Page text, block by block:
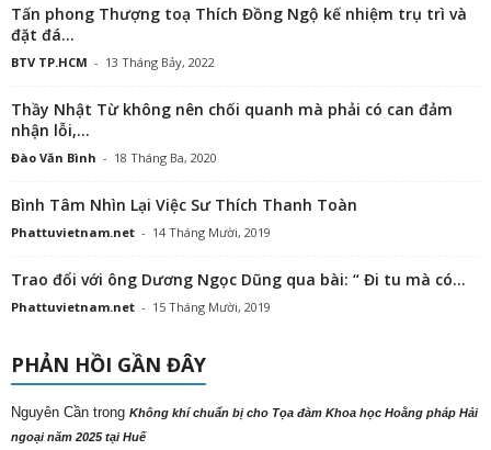
Tấn phong Thượng toạ Thích Đồng Ngộ kế nhiệm trụ trì và
đặt đá...
BTV TP.HCM - 13 Tháng Bảy, 2022
Thầy Nhật Từ không nên chối quanh mà phải có can đảm
nhận lỗi,...
Đào Văn Bình - 18 Tháng Ba, 2020
Bình Tâm Nhìn Lại Việc Sư Thích Thanh Toàn
Phattuvietnam.net - 14 Tháng Mười, 2019
Trao đổi với ông Dương Ngọc Dũng qua bài: “ Đi tu mà có...
Phattuvietnam.net - 15 Tháng Mười, 2019
PHẢN HỒI GẦN ĐÂY
Nguyên Cần trong Không khí chuẩn bị cho Tọa đàm Khoa học Hoằng pháp Hải
ngoại năm 2025 tại Huế